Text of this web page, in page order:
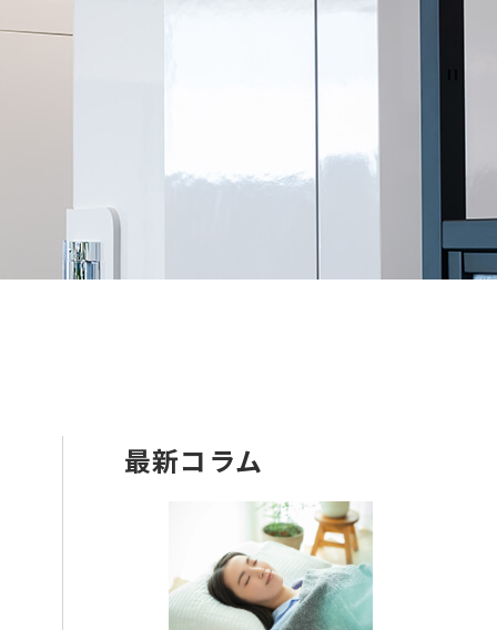
最新コラム